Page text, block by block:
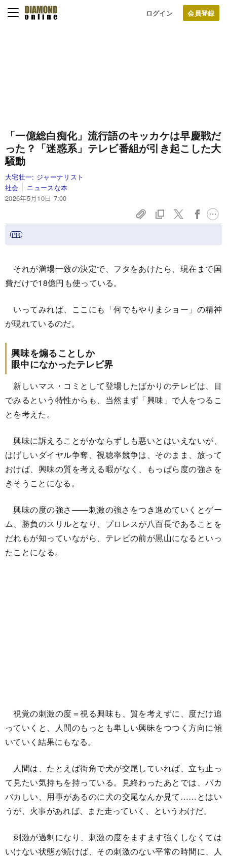
ログイン
「一億総白痴化」流行語のキッカケは早慶戦だ
った？「迷惑系」テレビ番組が引き起こした大
騒動
大宅壮一: ジャーナリスト
社会
ニュースな本
2026年5月10日 7:00
それが満場一致の決定で、フタをあけたら、現在まで国
費だけで18億円も使っている。
いってみれば、ここにも「何でもやりまショー」の精神
が現れているのだ。
興味を煽ることしか
眼中になかったテレビ界
新しいマス・コミとして登場したばかりのテレビは、目
でみるという特性からも、当然まず「興味」で人をつるこ
とを考えた。
興味に訴えることがかならずしも悪いとはいえないが、
はげしいダイヤル争奪、視聴率競争は、そのまま、放って
おけば、興味の質を考える暇がなく、もっぱら度の強さを
きそうことになる。
興味の度の強さ――刺激の強さをつき進めていくとゲー
ム、勝負のスリルとなり、プロレスが八百長であることを
だれもが知っていながら、テレビの前が黒山になるといっ
たことになる。
視覚の刺激の度＝視る興味も、質を考えずに、度だけ追
っていくと、人間のもっとも卑しい興昧をつつく方向に傾
いていく結果にもなる。
人間は、たとえば街角で犬が交尾していれば、立ち止っ
て見たい気持ちを持っている。見終わったあとでは、バカ
バカしい、用事があるのに犬の交尾なんか見て……とはい
うが、火事があれば、また走っていく、というわけだ。
刺激が過剰になり、刺激の度をますます強くしなくては
いけない状態が続けば、その刺激のない平常の時間に、人